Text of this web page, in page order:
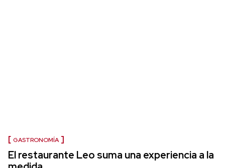
GASTRONOMÍA
El restaurante Leo suma una experiencia a la